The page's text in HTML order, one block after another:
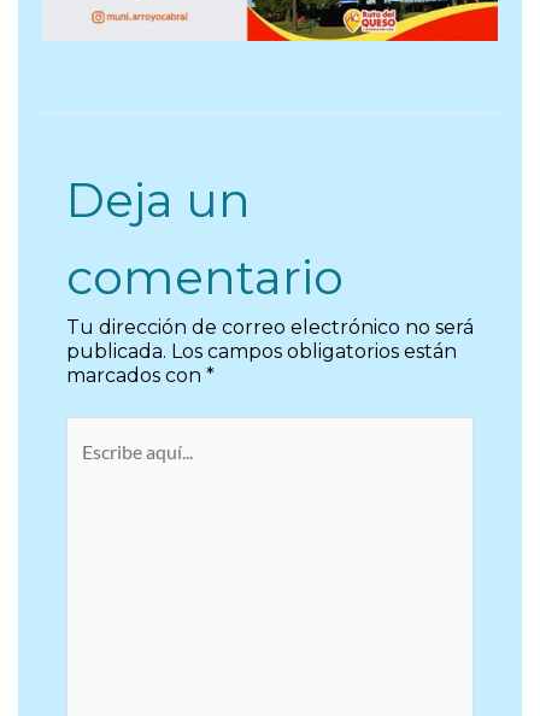
Deja un
comentario
Tu dirección de correo electrónico no será
publicada. Los campos obligatorios están
marcados con *